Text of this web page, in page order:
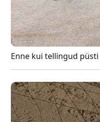
Enne kui tellingud